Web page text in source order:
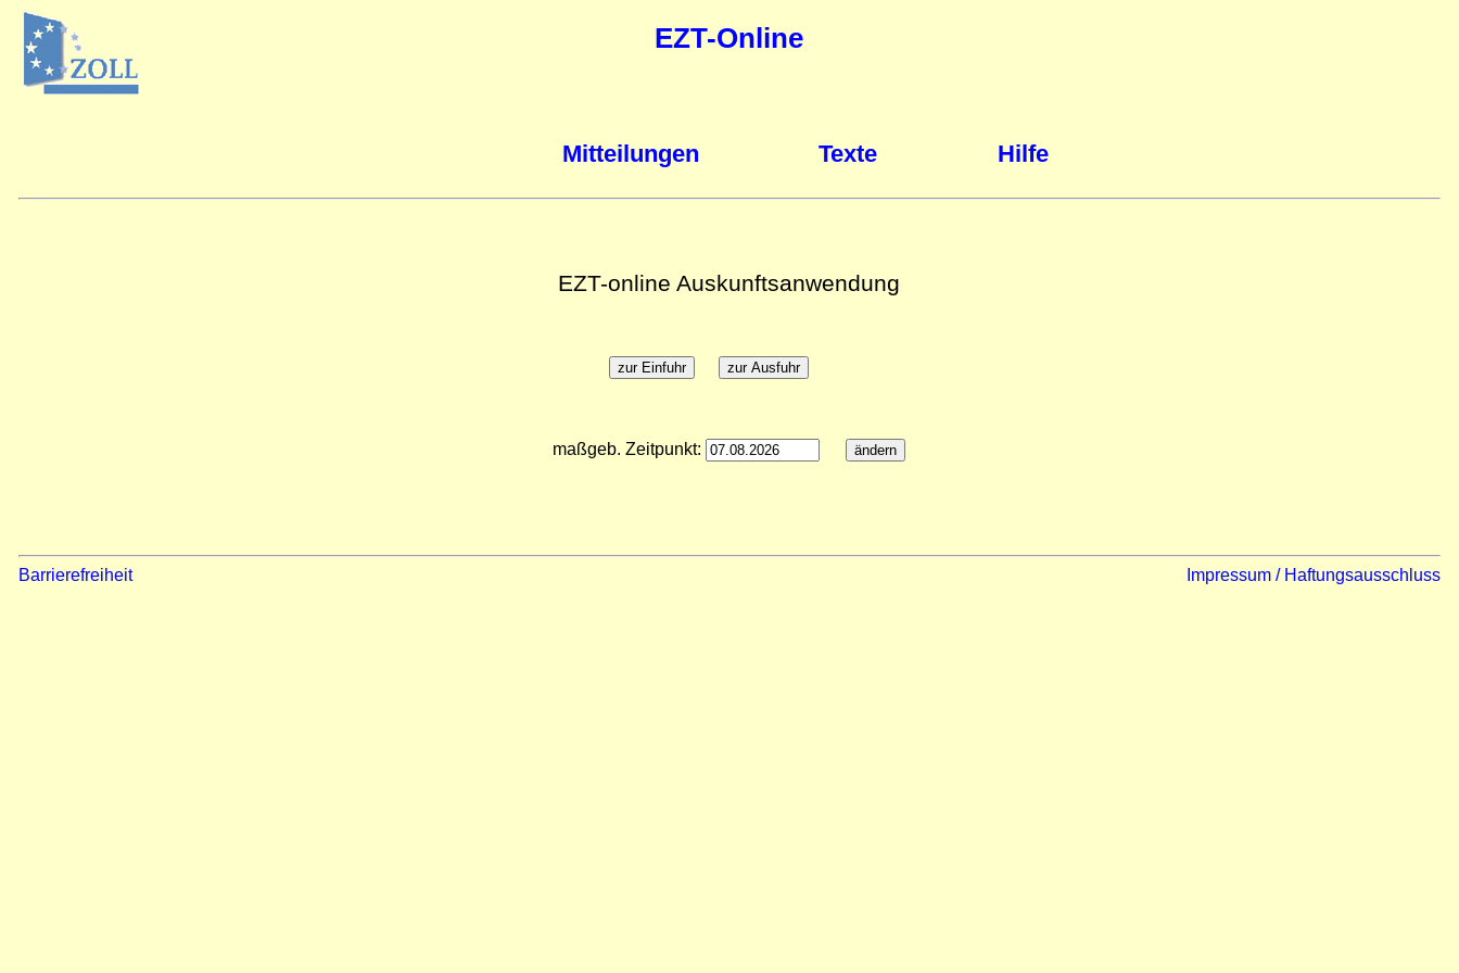
EZT-Online
Mitteilungen Texte Hilfe
EZT-online Auskunftsanwendung
maßgeb. Zeitpunkt:
Barrierefreiheit Impressum / Haftungsausschluss